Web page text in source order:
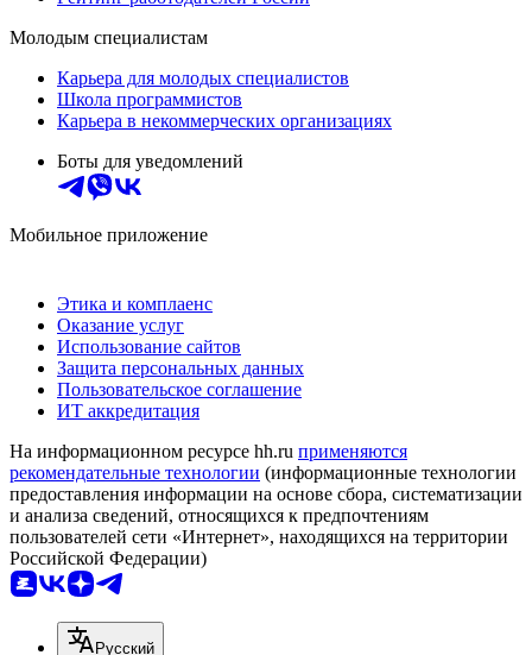
Молодым специалистам
Карьера для молодых специалистов
Школа программистов
Карьера в некоммерческих организациях
Боты для уведомлений
Мобильное приложение
Этика и комплаенс
Оказание услуг
Использование сайтов
Защита персональных данных
Пользовательское соглашение
ИТ аккредитация
На информационном ресурсе hh.ru применяются
рекомендательные технологии (информационные технологии
предоставления информации на основе сбора, систематизации
и анализа сведений, относящихся к предпочтениям
пользователей сети «Интернет», находящихся на территории
Российской Федерации)
Русский